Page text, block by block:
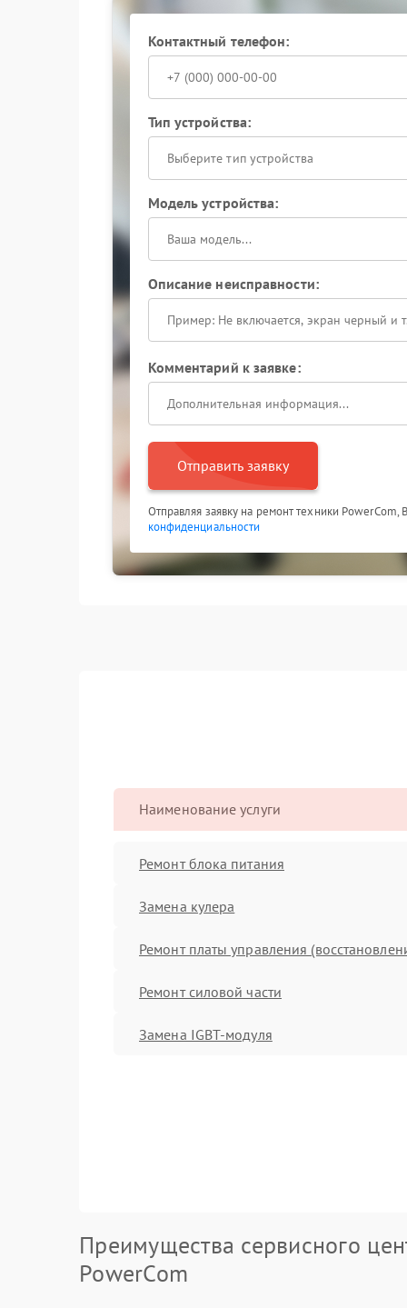
Это позволяет устранить проблему запуска и
Обращение в сервисный центр Powercom
откладывайте решение и доверьте устройство
Контактный телефон:
Тип устройства:
Выберите тип устройства
Модель устройства:
Описание неисправности:
Комментарий к заявке:
Отправить заявку
Отправляя заявку на ремонт техники PowerCom,
конфиденциальности
Наименование услуги
Ремонт блока питания
Замена кулера
Ремонт платы управления
Ремонт силовой части
Замена IGBT-модуля
Преимущества сервисного
PowerCom